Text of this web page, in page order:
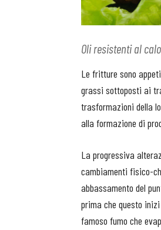
Oli resistenti al
Le fritture sono
grassi sottoposti ai
trasformazioni della
alla formazione di
La progressiva
cambiamenti fisico-
abbassamento del
prima che questo
famoso fumo che